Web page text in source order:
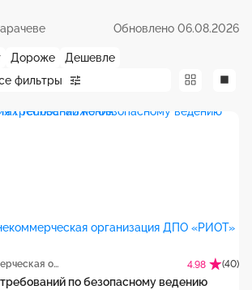
Обновлено 06.08.2026
фильтры
Дороже Дешевле
Автономная некоммерческая организация ДПО «РИОТ» 4.98 (40)
по безопасному ведению